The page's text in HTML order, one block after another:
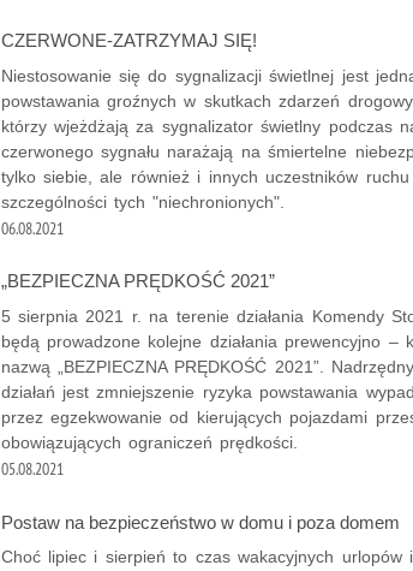
CZERWONE-ZATRZYMAJ SIĘ!
Niestosowanie się do sygnalizacji świetlnej jest
powstawania groźnych w skutkach zdarzeń
którzy wjeżdżają za sygnalizator świetlny podczas
czerwonego sygnału narażają na śmiertelne
tylko siebie, ale również i innych uczestników
szczególności tych "niechronionych".
06.08.2021
„BEZPIECZNA PRĘDKOŚĆ 2021”
5 sierpnia 2021 r. na terenie działania Komendy
będą prowadzone kolejne działania prewencyjno –
nazwą „BEZPIECZNA PRĘDKOŚĆ 2021”.
działań jest zmniejszenie ryzyka powstawania
przez egzekwowanie od kierujących pojazdami
obowiązujących ograniczeń prędkości.
05.08.2021
Postaw na bezpieczeństwo w domu i poza domem
Choć lipiec i sierpień to czas wakacyjnych urlopów